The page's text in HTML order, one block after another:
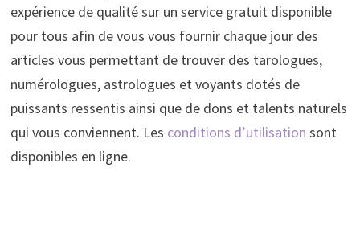
expérience de qualité sur un service gratuit disponible
pour tous afin de vous vous fournir chaque jour des
articles vous permettant de trouver des tarologues,
numérologues, astrologues et voyants dotés de
puissants ressentis ainsi que de dons et talents naturels
qui vous conviennent. Les conditions d’utilisation sont
disponibles en ligne.